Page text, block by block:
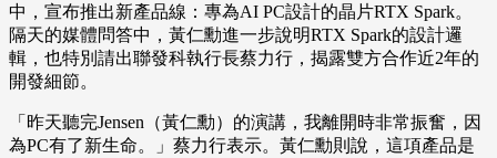
中，宣布推出新產品線：專為AI PC設計的晶片RTX Spark。
隔天的媒體問答中，黃仁勳進一步說明RTX Spark的設計邏
輯，也特別請出聯發科執行長蔡力行，揭露雙方合作近2年的
開發細節。
「昨天聽完Jensen（黃仁勳）的演講，我離開時非常振奮，因
為PC有了新生命。」蔡力行表示。黃仁勳則說，這項產品是